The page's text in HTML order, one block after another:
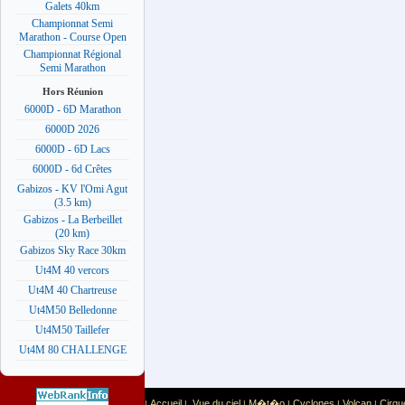
Galets 40km
Championnat Semi
Marathon - Course Open
Championnat Régional
Semi Marathon
Hors Réunion
6000D - 6D Marathon
6000D 2026
6000D - 6D Lacs
6000D - 6d Crêtes
Gabizos - KV l'Omi Agut
(3.5 km)
Gabizos - La Berbeillet
(20 km)
Gabizos Sky Race 30km
Ut4M 40 vercors
Ut4M 40 Chartreuse
Ut4M50 Belledonne
Ut4M50 Taillefer
Ut4M 80 CHALLENGE